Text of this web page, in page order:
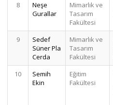
8
Neşe
Gurallar
Mimarlık ve
Tasarım
Fakültesi
9
Sedef
Süner Pla
Cerda
Mimarlık ve
Tasarım
Fakültesi
10
Semih
Ekin
Eğitim
Fakültesi